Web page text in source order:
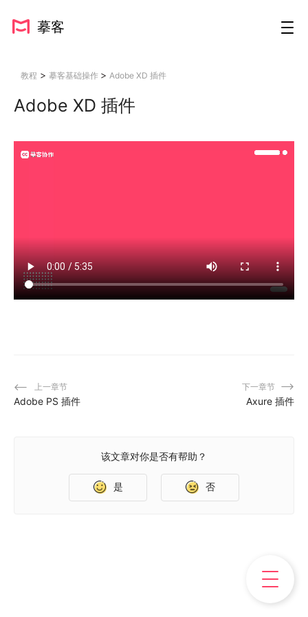
摹客
教程 > 摹客基础操作 > Adobe XD 插件
Adobe XD 插件
上一章节
Adobe PS 插件
下一章节
Axure 插件
该文章对你是否有帮助？
是 否